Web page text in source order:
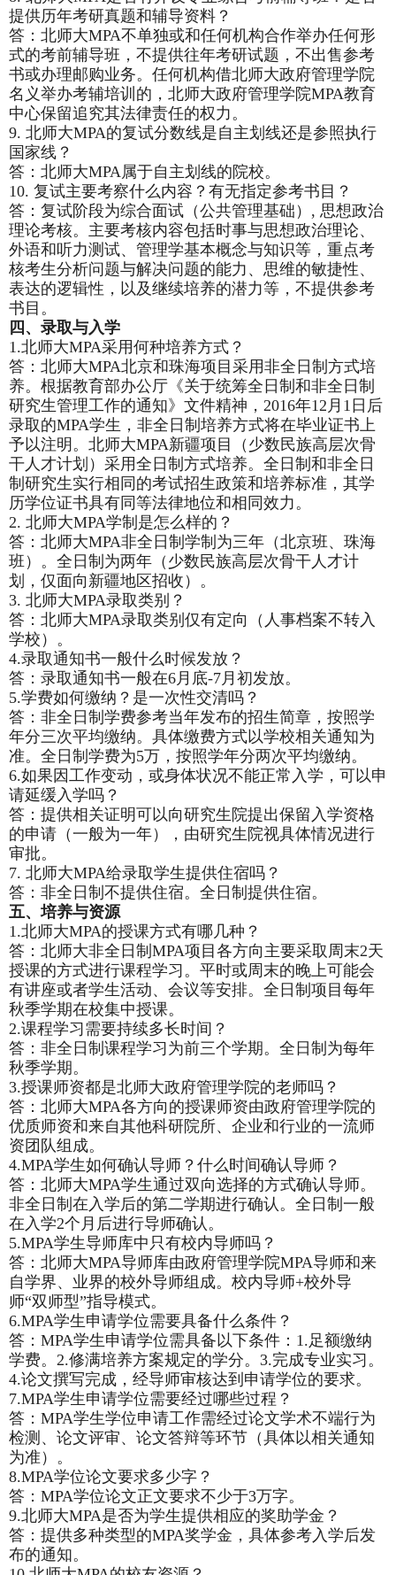
提供历年考研真题和辅导资料？
答：北师大MPA不单独或和任何机构合作举办任何形
式的考前辅导班，不提供往年考研试题，不出售参考
书或办理邮购业务。任何机构借北师大政府管理学院
名义举办考辅培训的，北师大政府管理学院MPA教育
中心保留追究其法律责任的权力。
9. 北师大MPA的复试分数线是自主划线还是参照执行
国家线？
答：北师大MPA属于自主划线的院校。
10. 复试主要考察什么内容？有无指定参考书目？
答：复试阶段为综合面试（公共管理基础）, 思想政治
理论考核。主要考核内容包括时事与思想政治理论、
外语和听力测试、管理学基本概念与知识等，重点考
核考生分析问题与解决问题的能力、思维的敏捷性、
表达的逻辑性，以及继续培养的潜力等，不提供参考
书目。
四、录取与入学
1.北师大MPA采用何种培养方式？
答：北师大MPA北京和珠海项目采用非全日制方式培
养。根据教育部办公厅《关于统筹全日制和非全日制
研究生管理工作的通知》文件精神，2016年12月1日后
录取的MPA学生，非全日制培养方式将在毕业证书上
予以注明。北师大MPA新疆项目（少数民族高层次骨
干人才计划）采用全日制方式培养。全日制和非全日
制研究生实行相同的考试招生政策和培养标准，其学
历学位证书具有同等法律地位和相同效力。
2. 北师大MPA学制是怎么样的？
答：北师大MPA非全日制学制为三年（北京班、珠海
班）。全日制为两年（少数民族高层次骨干人才计
划，仅面向新疆地区招收）。
3. 北师大MPA录取类别？
答：北师大MPA录取类别仅有定向（人事档案不转入
学校）。
4.录取通知书一般什么时候发放？
答：录取通知书一般在6月底-7月初发放。
5.学费如何缴纳？是一次性交清吗？
答：非全日制学费参考当年发布的招生简章，按照学
年分三次平均缴纳。具体缴费方式以学校相关通知为
准。全日制学费为5万，按照学年分两次平均缴纳。
6.如果因工作变动，或身体状况不能正常入学，可以申
请延缓入学吗？
答：提供相关证明可以向研究生院提出保留入学资格
的申请（一般为一年），由研究生院视具体情况进行
审批。
7. 北师大MPA给录取学生提供住宿吗？
答：非全日制不提供住宿。全日制提供住宿。
五、培养与资源
1.北师大MPA的授课方式有哪几种？
答：北师大非全日制MPA项目各方向主要采取周末2天
授课的方式进行课程学习。平时或周末的晚上可能会
有讲座或者学生活动、会议等安排。全日制项目每年
秋季学期在校集中授课。
2.课程学习需要持续多长时间？
答：非全日制课程学习为前三个学期。全日制为每年
秋季学期。
3.授课师资都是北师大政府管理学院的老师吗？
答：北师大MPA各方向的授课师资由政府管理学院的
优质师资和来自其他科研院所、企业和行业的一流师
资团队组成。
4.MPA学生如何确认导师？什么时间确认导师？
答：北师大MPA学生通过双向选择的方式确认导师。
非全日制在入学后的第二学期进行确认。全日制一般
在入学2个月后进行导师确认。
5.MPA学生导师库中只有校内导师吗？
答：北师大MPA导师库由政府管理学院MPA导师和来
自学界、业界的校外导师组成。校内导师+校外导
师“双师型”指导模式。
6.MPA学生申请学位需要具备什么条件？
答：MPA学生申请学位需具备以下条件：1.足额缴纳
学费。2.修满培养方案规定的学分。3.完成专业实习。
4.论文撰写完成，经导师审核达到申请学位的要求。
7.MPA学生申请学位需要经过哪些过程？
答：MPA学生学位申请工作需经过论文学术不端行为
检测、论文评审、论文答辩等环节（具体以相关通知
为准）。
8.MPA学位论文要求多少字？
答：MPA学位论文正文要求不少于3万字。
9.北师大MPA是否为学生提供相应的奖助学金？
答：提供多种类型的MPA奖学金，具体参考入学后发
布的通知。